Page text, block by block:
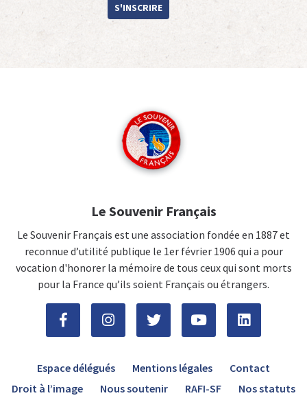
S'INSCRIRE
Le Souvenir Français
Le Souvenir Français est une association fondée en 1887 et
reconnue d’utilité publique le 1er février 1906 qui a pour
vocation d'honorer la mémoire de tous ceux qui sont morts
pour la France qu’ils soient Français ou étrangers.
Espace délégués Mentions légales
Contact
Droit à l’image
Nous soutenir RAFI-SF Nos statuts